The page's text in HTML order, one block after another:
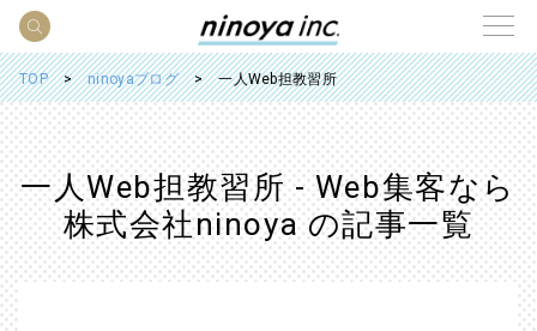
TOP ninoyaブログ 一人Web担教習所
一人Web担教習所 - Web集客なら
株式会社ninoya の記事一覧